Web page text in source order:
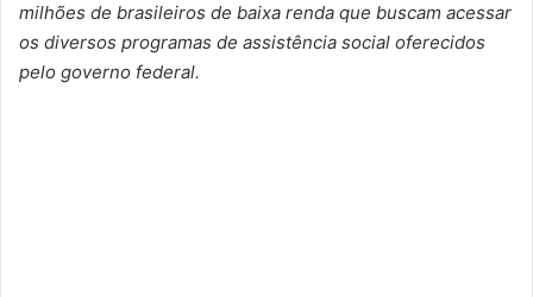
milhões de brasileiros de baixa renda que buscam acessar
os diversos programas de assistência social oferecidos
pelo governo federal.